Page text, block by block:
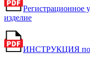
Регистрационное
изделие
ИНСТРУКЦИЯ по